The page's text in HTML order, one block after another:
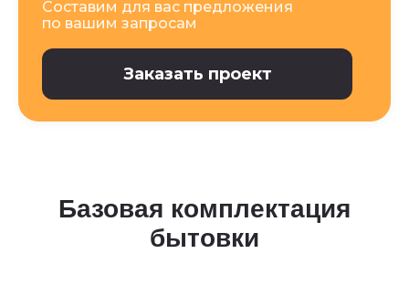
Составим для вас предложения
по вашим запросам
Заказать проект
Базовая комплектация
бытовки